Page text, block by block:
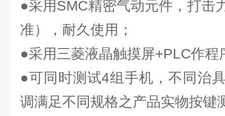
●采用SMC精密气动元件，打击
准），耐久使用；
●采用三菱液晶触摸屏+PLC作程
●可同时测试4组手机，不同治
调满足不同规格之产品实物按键